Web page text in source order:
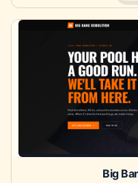
Abre la demostración
Big